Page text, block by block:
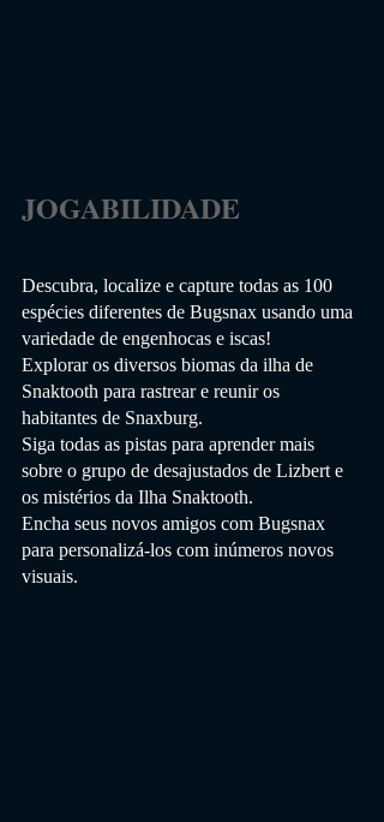
JOGABILIDADE
Descubra, localize e capture todas as 100
espécies diferentes de Bugsnax usando uma
variedade de engenhocas e iscas!
Explorar os diversos biomas da ilha de
Snaktooth para rastrear e reunir os
habitantes de Snaxburg.
Siga todas as pistas para aprender mais
sobre o grupo de desajustados de Lizbert e
os mistérios da Ilha Snaktooth.
Encha seus novos amigos com Bugsnax
para personalizá-los com inúmeros novos
visuais.